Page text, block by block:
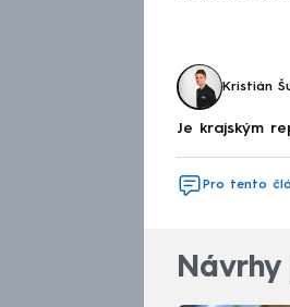
Kristián
Je krajským
Pro tento